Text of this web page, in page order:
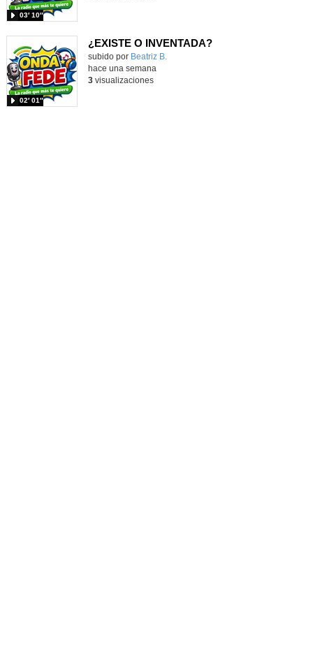
03′ 10″
¿EXISTE O INVENTADA?
Contenido educativo.
subido por Beatriz B.
02′ 01″
hace una semana
3visualizaciones